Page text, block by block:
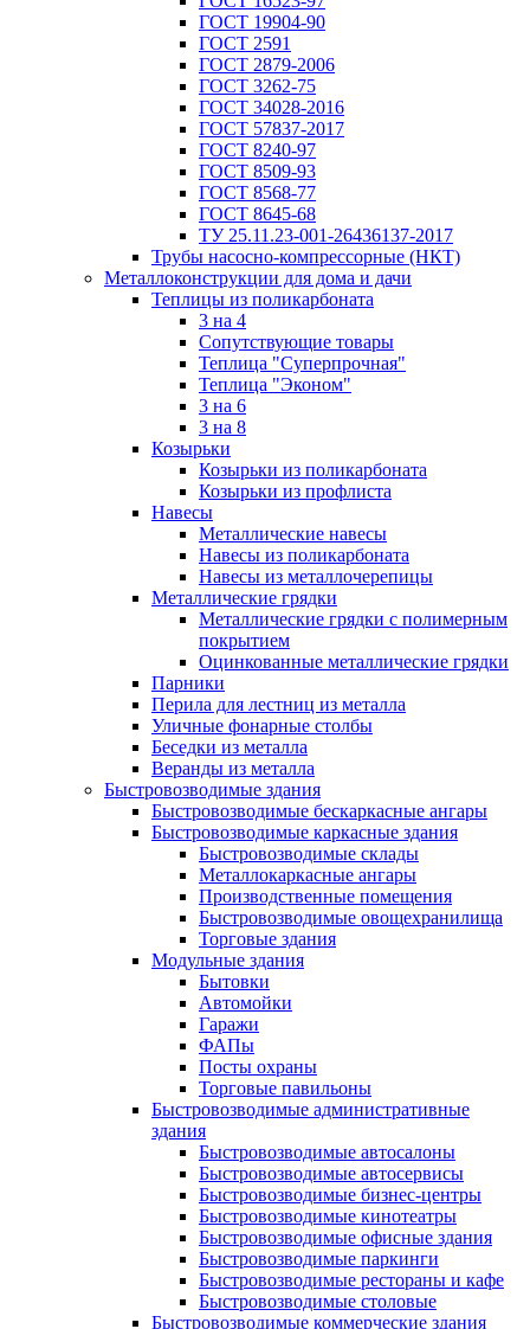
ГОСТ 19904-90
ГОСТ 2591
ГОСТ 2879-2006
ГОСТ 3262-75
ГОСТ 34028-2016
ГОСТ 57837-2017
ГОСТ 8240-97
ГОСТ 8509-93
ГОСТ 8568-77
ГОСТ 8645-68
ТУ 25.11.23-001-26436137-2017
Трубы насосно-компрессорные (НКТ)
Металлоконструкции для дома и дачи
Теплицы из поликарбоната
3 на 4
Сопутствующие товары
Теплица "Суперпрочная"
Теплица "Эконом"
3 на 6
3 на 8
Козырьки
Козырьки из поликарбоната
Козырьки из профлиста
Навесы
Металлические навесы
Навесы из поликарбоната
Навесы из металлочерепицы
Металлические грядки
Металлические грядки с полимерным
покрытием
Оцинкованные металлические грядки
Парники
Перила для лестниц из металла
Уличные фонарные столбы
Беседки из металла
Веранды из металла
Быстровозводимые здания
Быстровозводимые бескаркасные ангары
Быстровозводимые каркасные здания
Быстровозводимые склады
Металлокаркасные ангары
Производственные помещения
Быстровозводимые овощехранилища
Торговые здания
Модульные здания
Бытовки
Автомойки
Гаражи
ФАПы
Посты охраны
Торговые павильоны
Быстровозводимые административные
здания
Быстровозводимые автосалоны
Быстровозводимые автосервисы
Быстровозводимые бизнес-центры
Быстровозводимые кинотеатры
Быстровозводимые офисные здания
Быстровозводимые паркинги
Быстровозводимые рестораны и кафе
Быстровозводимые столовые
Быстровозводимые коммерческие здания